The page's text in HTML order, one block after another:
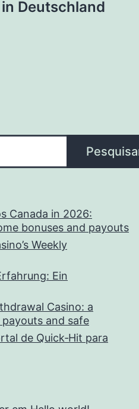
Deutschland
Canada in 2026:
bonuses and payouts
Weekly
Ein
Casino: a
payouts and safe
de Quick‑Hit para